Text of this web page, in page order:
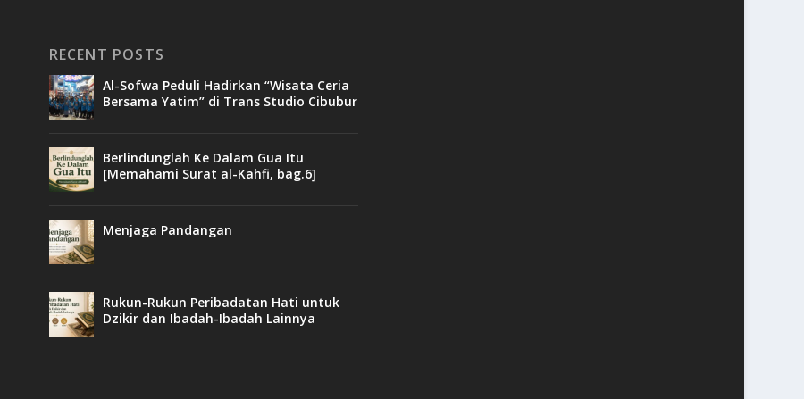
RECENT POSTS
Al-Sofwa Peduli Hadirkan “Wisata Ceria
Bersama Yatim” di Trans Studio Cibubur
Berlindunglah Ke Dalam Gua Itu
[Memahami Surat al-Kahfi, bag.6]
Menjaga Pandangan
Rukun-Rukun Peribadatan Hati untuk
Dzikir dan Ibadah-Ibadah Lainnya